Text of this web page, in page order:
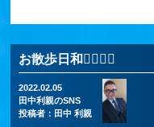
お散歩日和🚶‍♂️🚶‍♀️
2022.02.05
田中利親のSNS
投稿者： 田中 利親